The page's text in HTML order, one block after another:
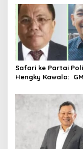
Club Biliard
Winangun,Yukkk
Yukk!!!
Safari ke Partai
Hengky Kawalo:
Adolf Wenas!